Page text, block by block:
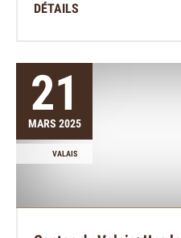
DÉTAILS
21
MARS 2025
VALAIS